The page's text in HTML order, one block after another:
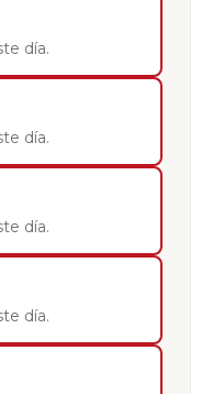
día.
día.
día.
día.